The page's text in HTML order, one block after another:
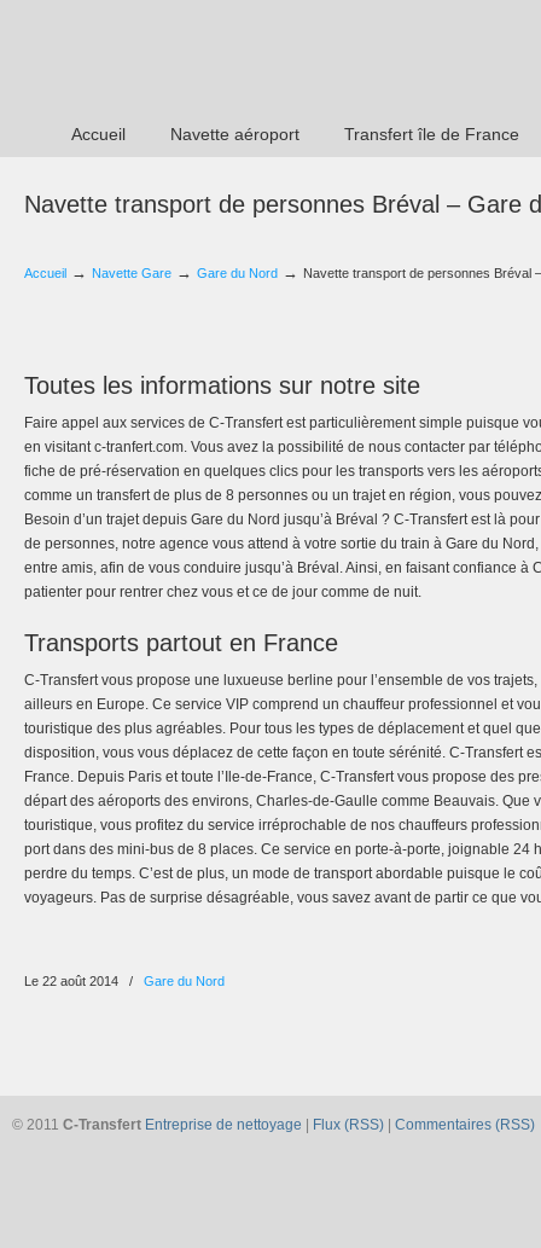
Accueil Navette aéroport Transfert île de France
Navette transport de personnes Bréval – Gare
Accueil → Navette Gare → Gare du Nord → Navette transport de personnes Bréval
Toutes les informations sur notre site
Faire appel aux services de C-Transfert est particulièrement simple puisque
en visitant c-tranfert.com. Vous avez la possibilité de nous contacter par
fiche de pré-réservation en quelques clics pour les transports vers les
comme un transfert de plus de 8 personnes ou un trajet en région, vous
Besoin d’un trajet depuis Gare du Nord jusqu’à Bréval ? C-Transfert est là
de personnes, notre agence vous attend à votre sortie du train à Gare du
entre amis, afin de vous conduire jusqu’à Bréval. Ainsi, en faisant confiance à
patienter pour rentrer chez vous et ce de jour comme de nuit.
Transports partout en France
C-Transfert vous propose une luxueuse berline pour l’ensemble de vos
ailleurs en Europe. Ce service VIP comprend un chauffeur professionnel et
touristique des plus agréables. Pour tous les types de déplacement et quel
disposition, vous vous déplacez de cette façon en toute sérénité. C-Transfert
France. Depuis Paris et toute l’Ile-de-France, C-Transfert vous propose des
départ des aéroports des environs, Charles-de-Gaulle comme Beauvais. Que
touristique, vous profitez du service irréprochable de nos chauffeurs
port dans des mini-bus de 8 places. Ce service en porte-à-porte, joignable 24
perdre du temps. C’est de plus, un mode de transport abordable puisque le
voyageurs. Pas de surprise désagréable, vous savez avant de partir ce que
Le 22 août 2014 / Gare du Nord
© 2011 C-Transfert Entreprise de nettoyage Flux (RSS) Commentaires (RSS)